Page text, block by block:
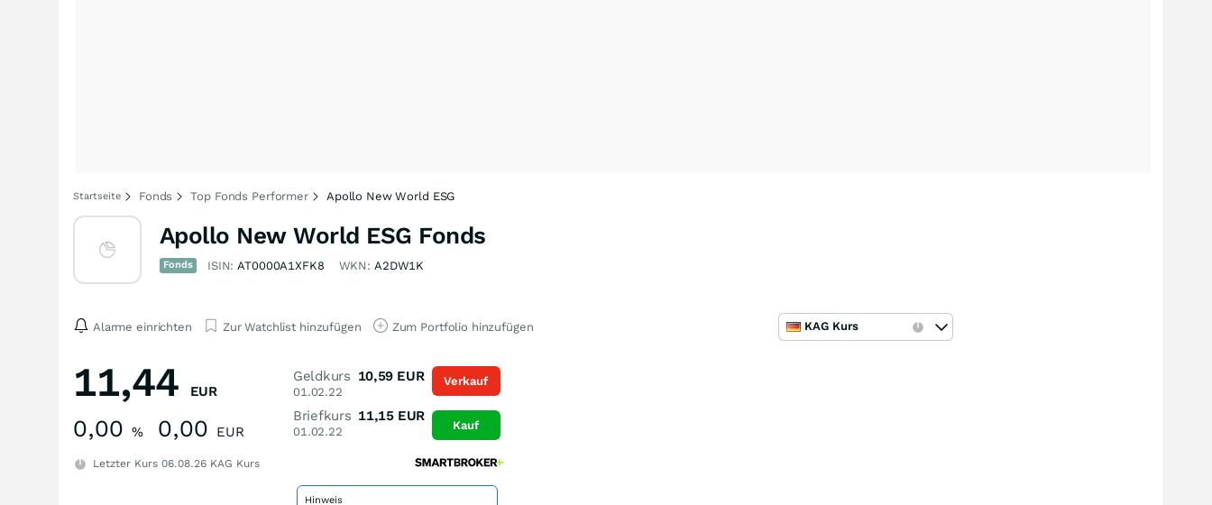
Startseite Fonds Top Fonds Performer Apollo New World ESG
Apollo New World ESG Fonds
Fonds ISIN:AT0000A1XFK8 WKN: A2DW1K
Alarme einrichten Zur Watchlist hinzufügen Zum Portfolio hinzufügen KAG Kurs
11,44 EUR
0,00 % 0,00 EUR
Letzter Kurs 06.08.26 KAG Kurs
Geldkurs
01.02.22
10,59 EUR
Briefkurs
01.02.22
11,15 EUR
Verkauf
Kauf
Hinweis